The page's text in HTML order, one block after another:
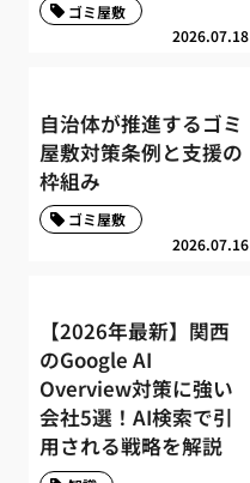
2026.07.18
ゴミ屋敷
自治体が推進するゴミ
屋敷対策条例と支援の
枠組み
2026.07.16
ゴミ屋敷
【2026年最新】関西
のGoogle AI
Overview対策に強い
会社5選！AI検索で引
用される戦略を解説